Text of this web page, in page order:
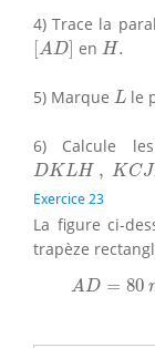
4) Trace la
AD
[A D] en H.
H.
5) Marque L
L le
6) Calcule
DKLH , KCJ
DKLH,K JL
Exercice 23
La figure ci-
trapèze
AD = 80
A =